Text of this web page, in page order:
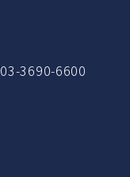
03‑3690‑6600